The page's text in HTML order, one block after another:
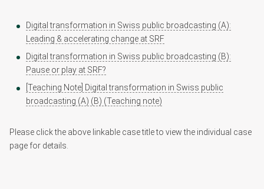
Digital transformation in Swiss public broadcasting (A):
Leading & accelerating change at SRF
Digital transformation in Swiss public broadcasting (B):
Pause or play at SRF?
[Teaching Note] Digital transformation in Swiss public
broadcasting (A) (B) (Teaching note)
Please click the above linkable case title to view the individual case
page for details.